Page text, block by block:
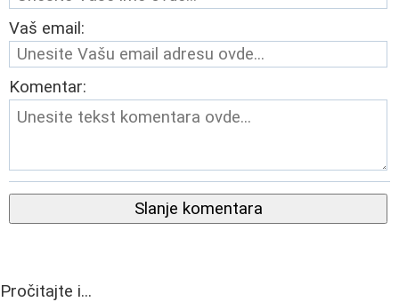
Vaš email:
Komentar:
Slanje komentara
Pročitajte i...